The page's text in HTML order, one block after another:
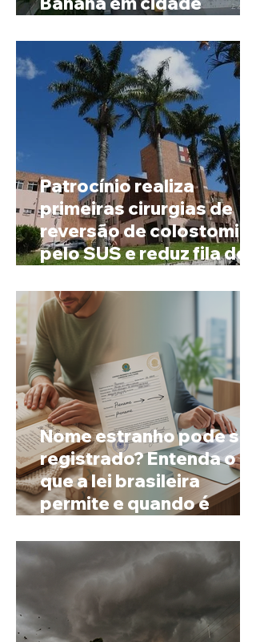
4 mil habitantes
Patrocínio realiza
primeiras cirurgias de
reversão de colostomia
pelo SUS e reduz fila de
Nome estranho pode ser
registrado? Entenda o
que a lei brasileira
permite e quando é
prenome